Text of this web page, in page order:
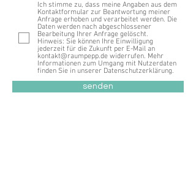
Ich stimme zu, dass meine Angaben aus dem
Kontaktformular zur Beantwortung meiner
Anfrage erhoben und verarbeitet werden. Die
Daten werden nach abgeschlossener
Bearbeitung Ihrer Anfrage gelöscht.
Hinweis: Sie können Ihre Einwilligung
jederzeit für die Zukunft per E-Mail an
kontakt@raumpepp.de widerrufen. Mehr
Informationen zum Umgang mit Nutzerdaten
finden Sie in unserer Datenschutzerklärung.
senden